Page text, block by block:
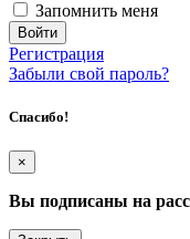
Запомнить меня
Регистрация
Забыли свой пароль?
Спасибо!
×
Вы подписаны на